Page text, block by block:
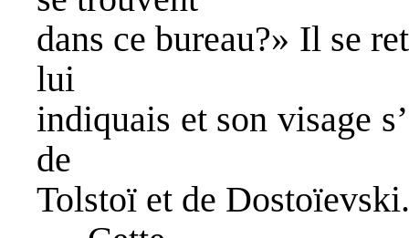
dans ce bureau?» Il se
lui
indiquais et son visage
de
Tolstoï et de Dostoïevski.